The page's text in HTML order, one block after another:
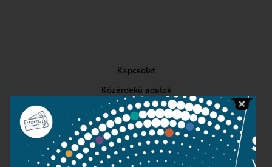
Kapcsolat
Közérdekű adatok
Sajtószoba
Adatvédelem
Impresszum